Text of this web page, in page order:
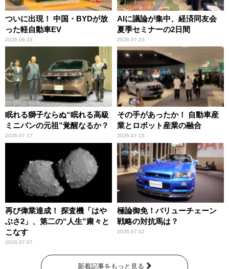
ついに出現！ 中国・BYDが放
った軽自動車EV
2026.08.03
AIに議論が集中、経済同友会
夏季セミナーの2日間
2026.07.23
眠れる獅子ならぬ“眠れる高級
ミニバンの元祖”覚醒なるか？
2026.07.17
その手があったか！ 自動車産
業とロボット産業の融合
2026.07.15
再び偉業達成！ 探査機「はや
ぶさ2」、第二の“人生”粛々と
こなす
2026.07.07
極論御免！バリューチェーン
戦略の対抗馬は？
2026.07.02
新着記事をもっと見る